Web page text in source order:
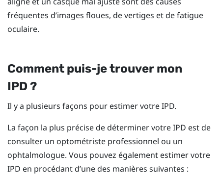
fréquentes d’images floues, de vertiges et de fatigue
oculaire.
Comment puis-je trouver mon
IPD ?
Il y a plusieurs façons pour estimer votre IPD.
La façon la plus précise de déterminer votre IPD est de
consulter un optométriste professionnel ou un
ophtalmologue. Vous pouvez également estimer votre
IPD en procédant d’une des manières suivantes :